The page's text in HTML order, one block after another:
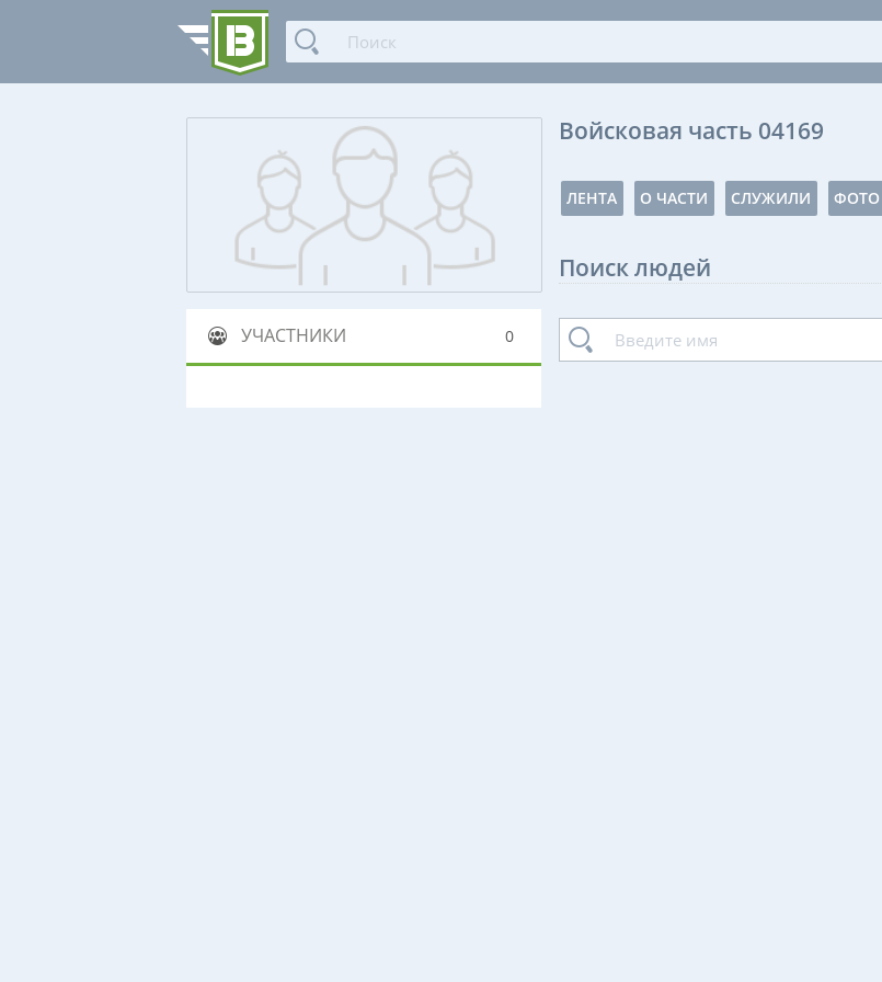
УЧАСТНИКИ 0
Войсковая часть 04169
ЛЕНТА О ЧАСТИ СЛУЖИЛИ ФОТО
Поиск людей